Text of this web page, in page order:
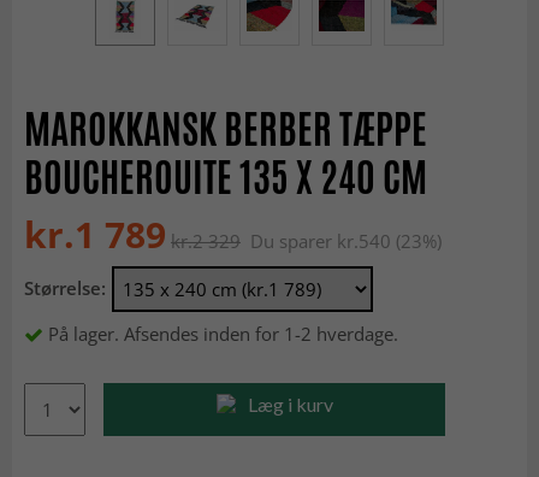
MAROKKANSK BERBER TÆPPE
BOUCHEROUITE 135 X 240 CM
kr.1 789 kr.2 329 Du sparer kr.540 (23%)
Størrelse:
På lager. Afsendes inden for 1-2 hverdage.
Læg i kurv